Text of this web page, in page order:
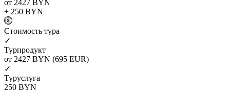
от 2427 BYN
+ 250 BYN
Cтоимость тура
✓
Турпродукт
от 2427 BYN (695 EUR)
✓
Туруслуга
250 BYN